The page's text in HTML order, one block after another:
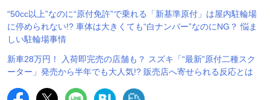
“50cc以上”なのに“原付免許”で乗れる「新基準原付」は屋内駐輪場
に停められない!? 車体は大きくても“白ナンバー”なのにNG？ 悩ま
しい駐輪場事情
新車28万円！ 入荷即完売の店舗も？ スズキ「“最新”原付二種スク
ーター」発売から半年でも大人気!? 販売店へ寄せられる反応とは